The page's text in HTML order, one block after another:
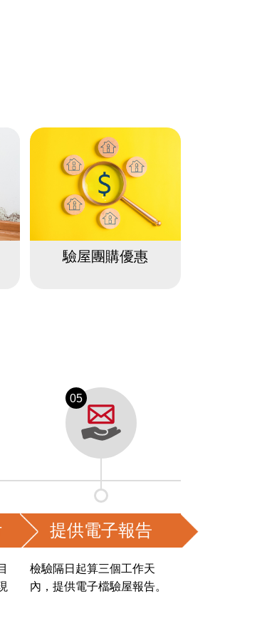
驗屋團購優惠
提供電子報告
檢驗隔日起算三個工作天
內，提供電子檔驗屋報告。